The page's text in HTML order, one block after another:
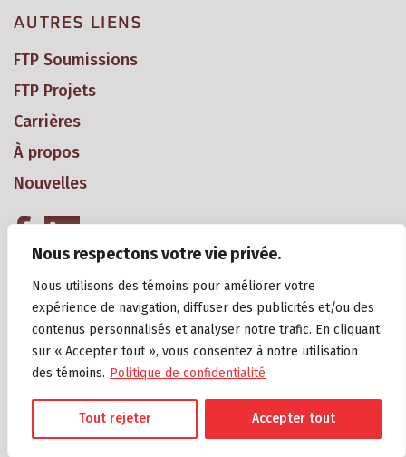
Nous respectons votre vie privée.
Nous utilisons des témoins pour améliorer votre
expérience de navigation, diffuser des publicités et/ou des
contenus personnalisés et analyser notre trafic. En cliquant
sur « Accepter tout », vous consentez à notre utilisation
des témoins. Politique de confidentialité
Tout rejeter Accepter tout
AUTRES LIENS
FTP Soumissions
FTP Projets
Carrières
À propos
Nouvelles
Copyright 2018 Groupe Gagné Construction Inc. Tous droits réservés